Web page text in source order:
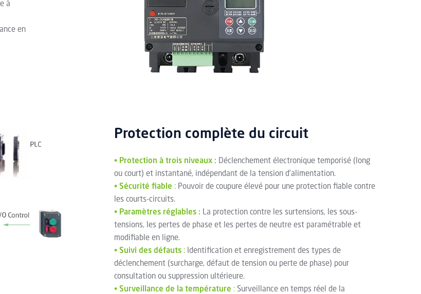
à
en
Protection complète du circuit
• Protection à trois niveaux : Déclenchement électronique temporisé (long
ou court) et instantané, indépendant de la tension d’alimentation.
• Sécurité fiable : Pouvoir de coupure élevé pour une protection fiable contre
les courts-circuits.
• Paramètres réglables : La protection contre les surtensions, les sous-
tensions, les pertes de phase et les pertes de neutre est paramétrable et
modifiable en ligne.
• Suivi des défauts : Identification et enregistrement des types de
déclenchement (surcharge, défaut de tension ou perte de phase) pour
consultation ou suppression ultérieure.
• Surveillance de la température : Surveillance en temps réel de la